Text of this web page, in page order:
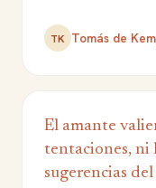
TK Tomás de
El amante
tentaciones, ni
sugerencias